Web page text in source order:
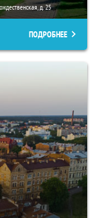
д. 25
ПОДРОБНЕЕ